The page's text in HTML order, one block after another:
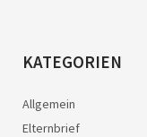
KATEGORIEN
Allgemein
Elternbrief